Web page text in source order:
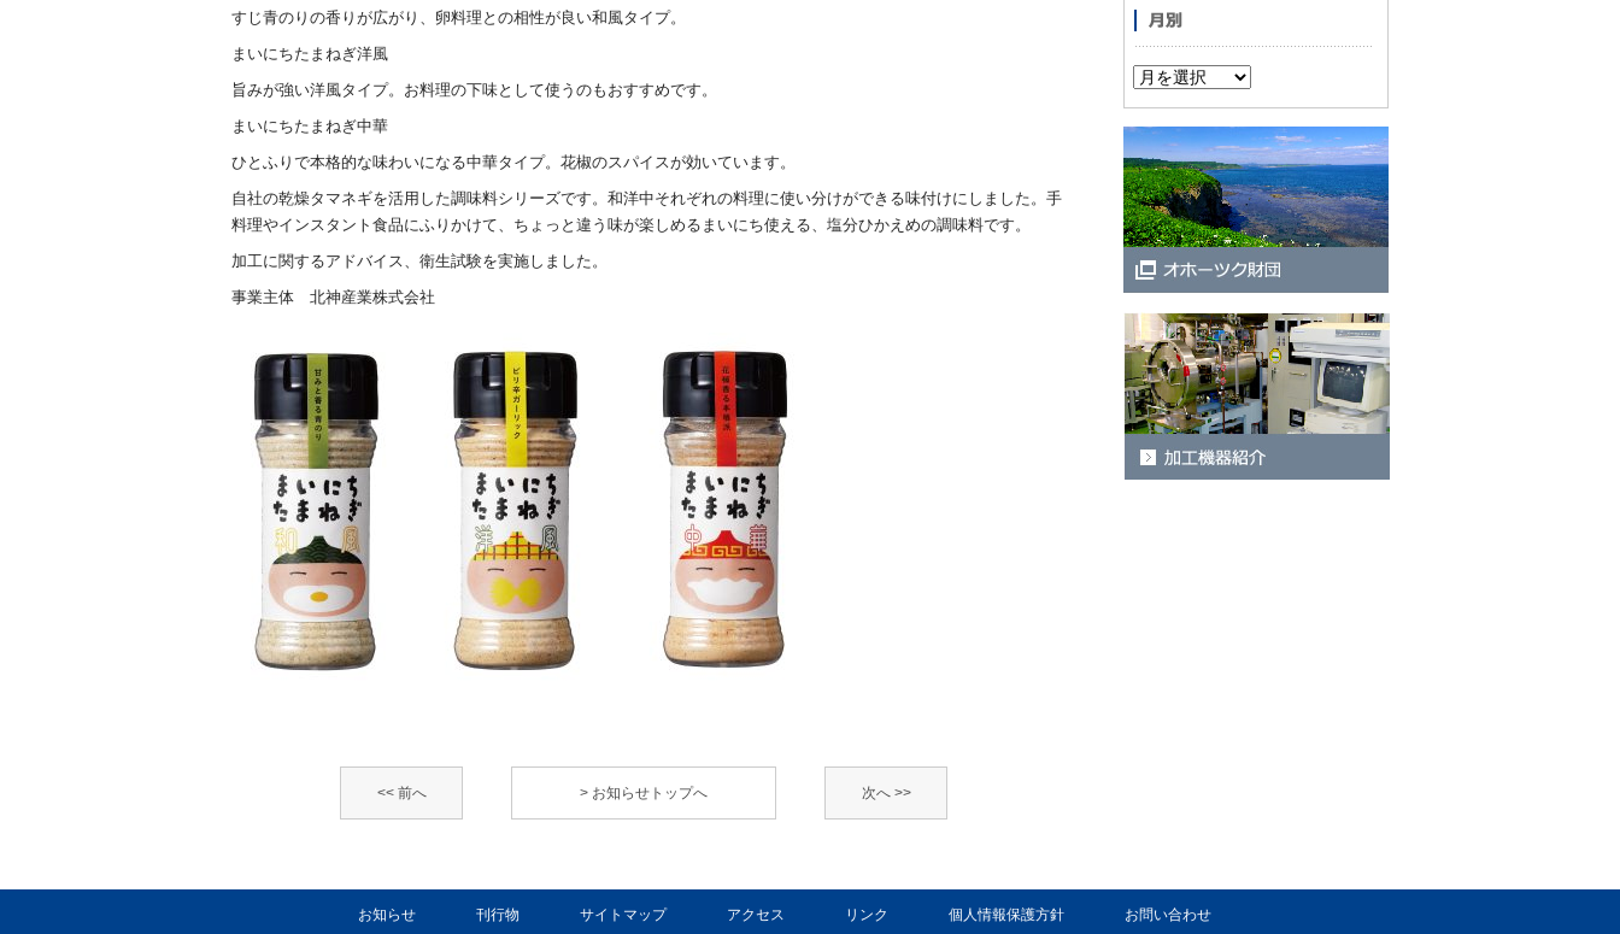
すじ青のりの香りが広がり、卵料理との相性が良い和風タイプ。
まいにちたまねぎ洋風
旨みが強い洋風タイプ。お料理の下味として使うのもおすすめです。
まいにちたまねぎ中華
ひとふりで本格的な味わいになる中華タイプ。花椒のスパイスが効いています。
自社の乾燥タマネギを活用した調味料シリーズです。和洋中それぞれの料理に使い分けができる味付けにしました。手
料理やインスタント食品にふりかけて、ちょっと違う味が楽しめるまいにち使える、塩分ひかえめの調味料です。
加工に関するアドバイス、衛生試験を実施しました。
事業主体 北神産業株式会社
<< 前へ > お知らせトップへ 次へ >>
お知らせ 刊行物 サイトマップ アクセス リンク 個人情報保護方針 お問い合わせ